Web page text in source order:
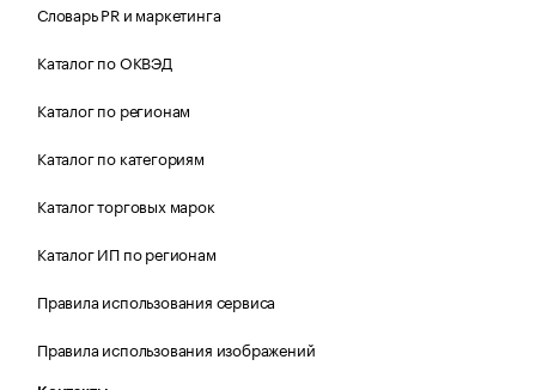
Словарь PR и маркетинга
Каталог по ОКВЭД
Каталог по регионам
Каталог по категориям
Каталог торговых марок
Каталог ИП по регионам
Правила использования сервиса
Правила использования изображений